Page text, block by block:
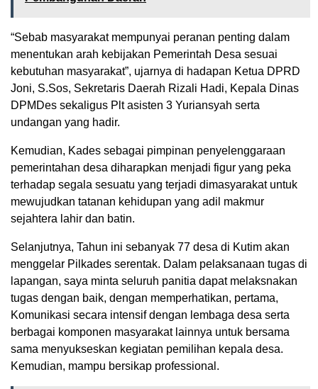
“Sebab masyarakat mempunyai peranan penting dalam
menentukan arah kebijakan Pemerintah Desa sesuai
kebutuhan masyarakat”, ujarnya di hadapan Ketua DPRD
Joni, S.Sos, Sekretaris Daerah Rizali Hadi, Kepala Dinas
DPMDes sekaligus Plt asisten 3 Yuriansyah serta
undangan yang hadir.
Kemudian, Kades sebagai pimpinan penyelenggaraan
pemerintahan desa diharapkan menjadi figur yang peka
terhadap segala sesuatu yang terjadi dimasyarakat untuk
mewujudkan tatanan kehidupan yang adil makmur
sejahtera lahir dan batin.
Selanjutnya, Tahun ini sebanyak 77 desa di Kutim akan
menggelar Pilkades serentak. Dalam pelaksanaan tugas di
lapangan, saya minta seluruh panitia dapat melaksnakan
tugas dengan baik, dengan memperhatikan, pertama,
Komunikasi secara intensif dengan lembaga desa serta
berbagai komponen masyarakat lainnya untuk bersama
sama menyukseskan kegiatan pemilihan kepala desa.
Kemudian, mampu bersikap professional.